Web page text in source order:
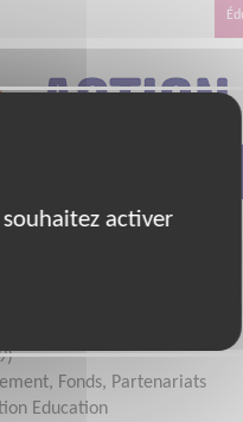
développement
dans le monde !
Fonds, Partenariats
Education
activer